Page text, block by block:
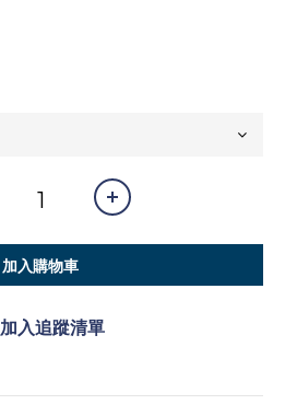
加入購物車
加入追蹤清單